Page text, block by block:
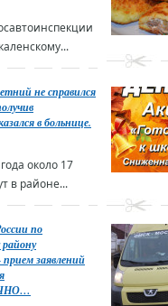
не справился
в больнице.
около 17
в районе...
по
заявлений